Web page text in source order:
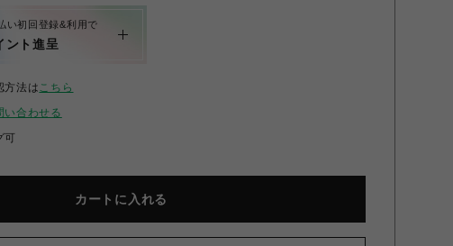
い初回登録&利用で
ント進呈
方法はこちら
い合わせる
可
カートに入れる